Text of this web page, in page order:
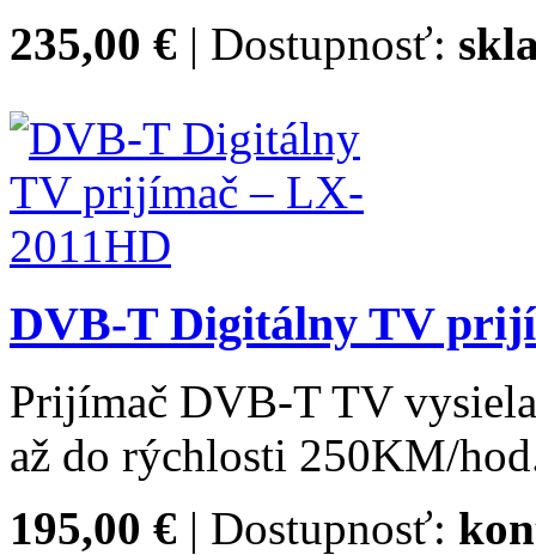
235,00 € | Dostupnosť:
DVB-T Digitálny TV
Prijímač DVB-T TV
až do rýchlosti 250KM/
195,00 € | Dostupnosť: